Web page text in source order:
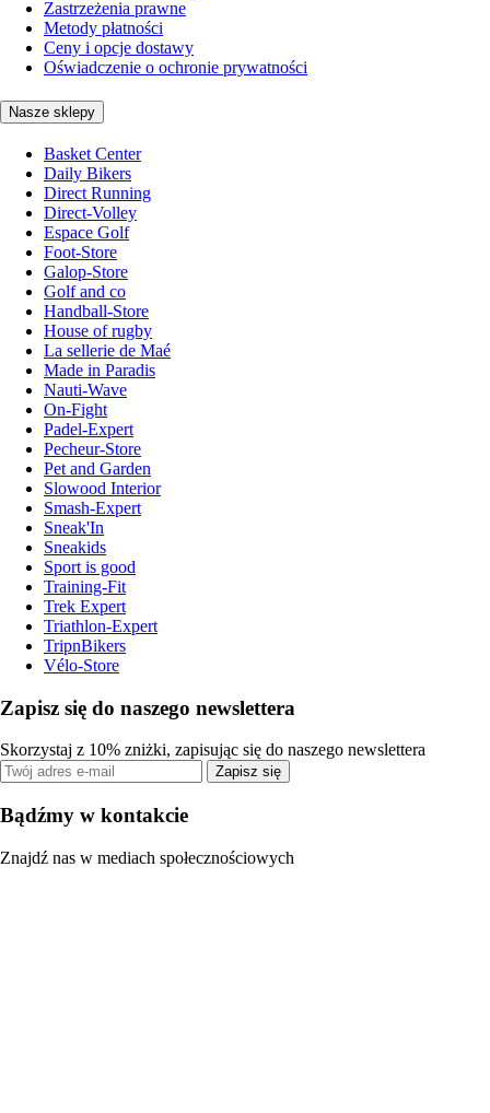
Zastrzeżenia prawne
Metody płatności
Ceny i opcje dostawy
Oświadczenie o ochronie prywatności
Nasze sklepy
Basket Center
Daily Bikers
Direct Running
Direct-Volley
Espace Golf
Foot-Store
Galop-Store
Golf and co
Handball-Store
House of rugby
La sellerie de Maé
Made in Paradis
Nauti-Wave
On-Fight
Padel-Expert
Pecheur-Store
Pet and Garden
Slowood Interior
Smash-Expert
Sneak'In
Sneakids
Sport is good
Training-Fit
Trek Expert
Triathlon-Expert
TripnBikers
Vélo-Store
Zapisz się do naszego newslettera
Skorzystaj z 10% zniżki, zapisując się do naszego newslettera
Zapisz się
Bądźmy w kontakcie
Znajdź nas w mediach społecznościowych